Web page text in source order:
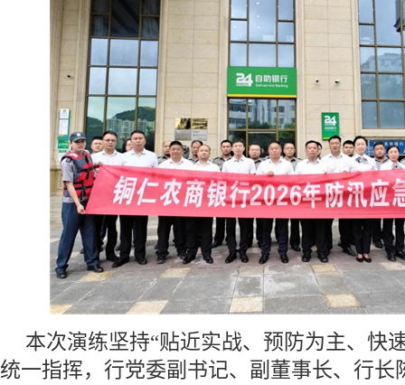
本次演练坚持“贴近实战、预防为主、快
统一指挥，行党委副书记、副董事长、行长